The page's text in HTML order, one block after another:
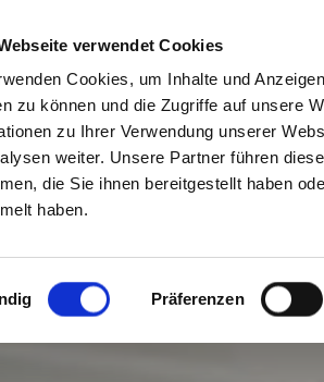
verwendet Cookies
Cookies, um Inhalte und
zu können und die Zugriffe auf unsere
zu Ihrer Verwendung unserer
weiter. Unsere Partner führen
die Sie ihnen bereitgestellt haben
haben.
Präferenzen